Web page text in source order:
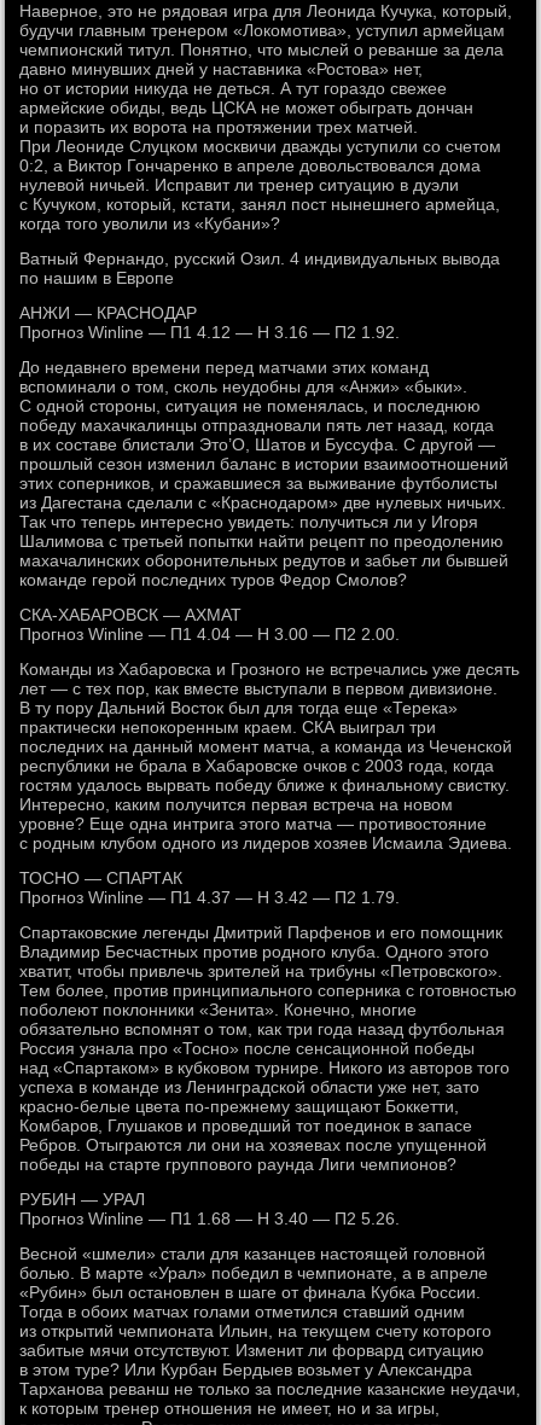
Наверное, это не рядовая игра для Леонида Кучука, который,
будучи главным тренером «Локомотива», уступил армейцам
чемпионский титул. Понятно, что мыслей о реванше за дела
давно минувших дней у наставника «Ростова» нет,
но от истории никуда не деться. А тут гораздо свежее
армейские обиды, ведь ЦСКА не может обыграть дончан
и поразить их ворота на протяжении трех матчей.
При Леониде Слуцком москвичи дважды уступили со счетом
0:2, а Виктор Гончаренко в апреле довольствовался дома
нулевой ничьей. Исправит ли тренер ситуацию в дуэли
с Кучуком, который, кстати, занял пост нынешнего армейца,
когда того уволили из «Кубани»?
Ватный Фернандо, русский Озил. 4 индивидуальных вывода
по нашим в Европе
АНЖИ — КРАСНОДАР
Прогноз Winline — П1 4.12 — Н 3.16 — П2 1.92.
До недавнего времени перед матчами этих команд
вспоминали о том, сколь неудобны для «Анжи» «быки».
С одной стороны, ситуация не поменялась, и последнюю
победу махачкалинцы отпраздновали пять лет назад, когда
в их составе блистали Это’О, Шатов и Буссуфа. С другой —
прошлый сезон изменил баланс в истории взаимоотношений
этих соперников, и сражавшиеся за выживание футболисты
из Дагестана сделали с «Краснодаром» две нулевых ничьих.
Так что теперь интересно увидеть: получиться ли у Игоря
Шалимова с третьей попытки найти рецепт по преодолению
махачалинских оборонительных редутов и забьет ли бывшей
команде герой последних туров Федор Смолов?
СКА-ХАБАРОВСК — АХМАТ
Прогноз Winline — П1 4.04 — Н 3.00 — П2 2.00.
Команды из Хабаровска и Грозного не встречались уже десять
лет — с тех пор, как вместе выступали в первом дивизионе.
В ту пору Дальний Восток был для тогда еще «Терека»
практически непокоренным краем. СКА выиграл три
последних на данный момент матча, а команда из Чеченской
республики не брала в Хабаровске очков с 2003 года, когда
гостям удалось вырвать победу ближе к финальному свистку.
Интересно, каким получится первая встреча на новом
уровне? Еще одна интрига этого матча — противостояние
с родным клубом одного из лидеров хозяев Исмаила Эдиева.
ТОСНО — СПАРТАК
Прогноз Winline — П1 4.37 — Н 3.42 — П2 1.79.
Спартаковские легенды Дмитрий Парфенов и его помощник
Владимир Бесчастных против родного клуба. Одного этого
хватит, чтобы привлечь зрителей на трибуны «Петровского».
Тем более, против принципиального соперника с готовностью
поболеют поклонники «Зенита». Конечно, многие
обязательно вспомнят о том, как три года назад футбольная
Россия узнала про «Тосно» после сенсационной победы
над «Спартаком» в кубковом турнире. Никого из авторов того
успеха в команде из Ленинградской области уже нет, зато
красно-белые цвета по-прежнему защищают Боккетти,
Комбаров, Глушаков и проведший тот поединок в запасе
Ребров. Отыграются ли они на хозяевах после упущенной
победы на старте группового раунда Лиги чемпионов?
РУБИН — УРАЛ
Прогноз Winline — П1 1.68 — Н 3.40 — П2 5.26.
Весной «шмели» стали для казанцев настоящей головной
болью. В марте «Урал» победил в чемпионате, а в апреле
«Рубин» был остановлен в шаге от финала Кубка России.
Тогда в обоих матчах голами отметился ставший одним
из открытий чемпионата Ильин, на текущем счету которого
забитые мячи отсутствуют. Изменит ли форвард ситуацию
в этом туре? Или Курбан Бердыев возьмет у Александра
Тарханова реванш не только за последние казанские неудачи,
к которым тренер отношения не имеет, но и за игры,